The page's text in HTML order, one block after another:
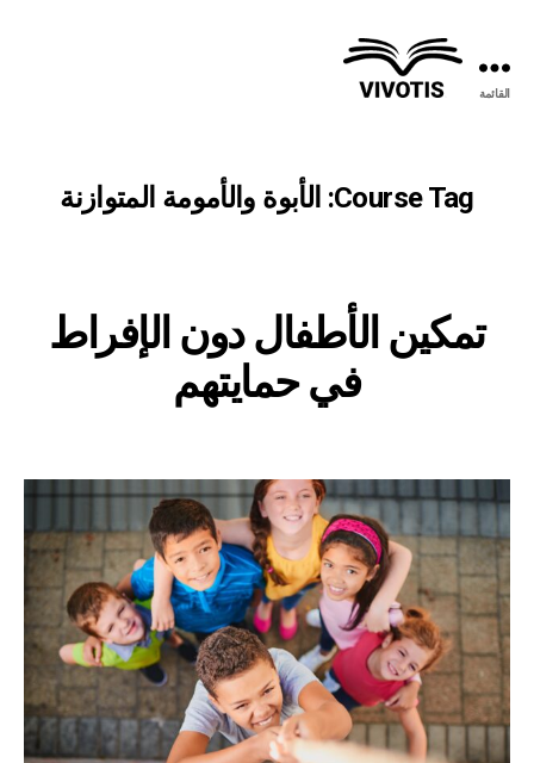
القائمة
Course Tag: الأبوة والأمومة المتوازنة
تمكين الأطفال دون الإفراط
في حمايتهم